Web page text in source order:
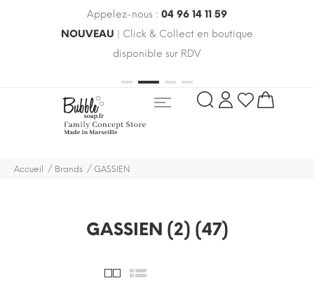
Appelez-nous : 04 96 14 11 59
NOUVEAU | Click & Collect en boutique
disponible sur RDV
Accueil Brands GASSIEN
GASSIEN (2) (47)